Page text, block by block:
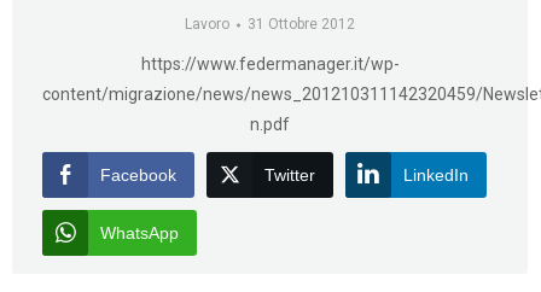
Lavoro 31 Ottobre 2012
https://www.federmanager.it/wp-
content/migrazione/news/news_201210311142320459/
n.pdf
Facebook Twitter LinkedIn
WhatsApp